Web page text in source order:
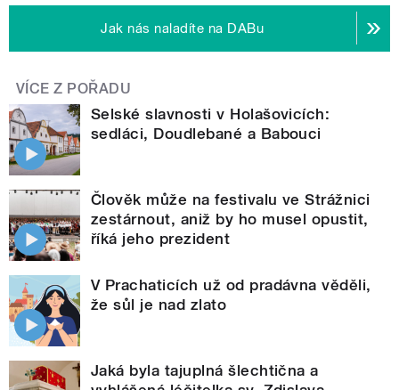
Jak nás naladíte na DABu
VÍCE Z POŘADU
Selské slavnosti v Holašovicích:
sedláci, Doudlebané a Babouci
Člověk může na festivalu ve Strážnici
zestárnout, aniž by ho musel opustit,
říká jeho prezident
V Prachaticích už od pradávna věděli,
že sůl je nad zlato
Jaká byla tajuplná šlechtična a